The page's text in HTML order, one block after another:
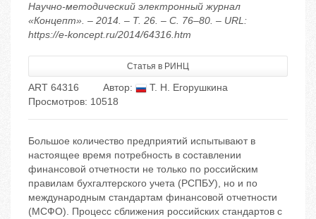
Научно-методический электронный журнал
«Концепт». – 2014. – Т. 26. – С. 76–80. – URL:
https://e-koncept.ru/2014/64316.htm
Статья в РИНЦ
ART 64316 Автор:
Т. Н. Егорушкина
Просмотров: 10518
Большое количество предприятий испытывают в
настоящее время потребность в составлении
финансовой отчетности не только по российским
правилам бухгалтерского учета (РСПБУ), но и по
международным стандартам финансовой отчетности
(МСФО). Процесс сближения российских стандартов с